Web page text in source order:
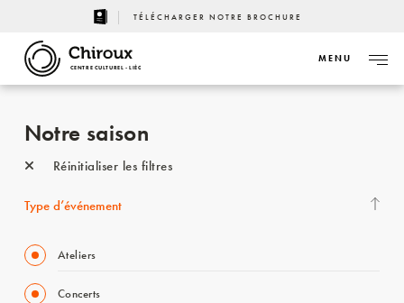
TÉLÉCHARGER NOTRE BROCHURE
CENTRE CULTUREL - LIÈGE
MENU
Notre saison
Réinitialiser les filtres
Type d’événement
Ateliers
Concerts